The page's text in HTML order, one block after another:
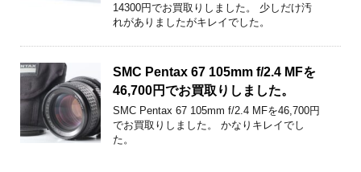
14300円でお買取りしました。 少しだけ汚
れがありましたがキレイでした。
SMC Pentax 67 105mm f/2.4 MFを
46,700円でお買取りしました。
SMC Pentax 67 105mm f/2.4 MFを46,700円
でお買取りしました。 かなりキレイでし
た。